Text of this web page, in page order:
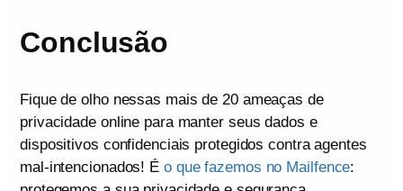
Conclusão
Fique de olho nessas mais de 20 ameaças de
privacidade online para manter seus dados e
dispositivos confidenciais protegidos contra agentes
mal-intencionados! É o que fazemos no Mailfence: